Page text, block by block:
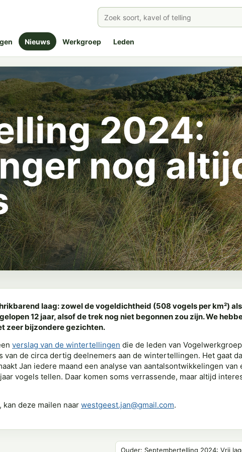
Nieuws Werkgroep Leden
2024:
nog
laag: zowel de vogeldichtheid (508 vogels per km²)
12 jaar, alsof de trek nog niet begonnen zou zijn. We
zeer bijzondere gezichten.
verslag van de wintertellingen die de leden van
de circa dertig deelnemers aan de wintertellingen. Het gaat
Jan iedere maand een analyse van aantalsontwikkelingen
vogels tellen. Daar komen soms verrassende, maar altijd
deze mailen naar westgeest.jan@gmail.com.
Ouder: Septembertelling 2024: Vrij